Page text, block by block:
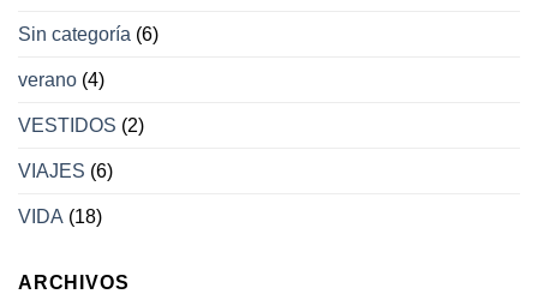
Sin categoría (6)
verano (4)
VESTIDOS (2)
VIAJES (6)
VIDA (18)
ARCHIVOS